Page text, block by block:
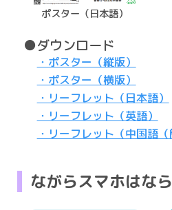
ポスター（日本語）
●ダウンロード
・ポスター（縦版）
・ポスター（横版）
・リーフレット（日本語）
・リーフレット（英語）
・リーフレット（中国語（
ながらスマホはな